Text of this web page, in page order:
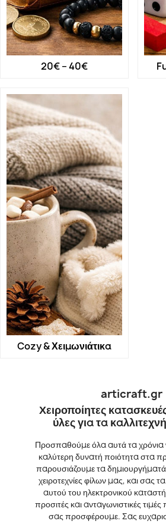
20€ – 40€
Cozy & Χειμωνιάτικα
articraft.gr
Χειροποίητες
ύλες για τα
Προσπαθούμε όλα αυτά τα χρόνια
καλύτερη δυνατή ποιότητα στα
παρουσιάζουμε τα δημιουργήματά
χειροτεχνίες φίλων μας, και σας
αυτού του ηλεκτρονικού
προσιτές και ανταγωνιστικές
σας προσφέρουμε. Σας